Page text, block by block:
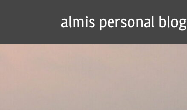
almis personal blog